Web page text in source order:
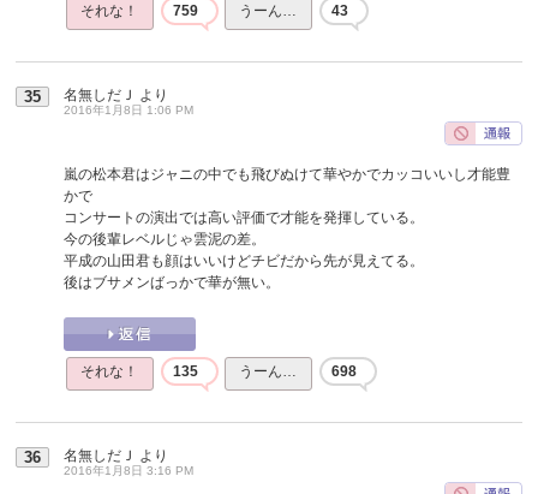
それな！ 759 うーん… 43
35 名無しだＪ より
2016年1月8日 1:06 PM
嵐の松本君はジャニの中でも飛びぬけて華やかでカッコいいし才能豊
かで
コンサートの演出では高い評価で才能を発揮している。
今の後輩レベルじゃ雲泥の差。
平成の山田君も顔はいいけどチビだから先が見えてる。
後はブサメンばっかで華が無い。
それな！ 135 うーん… 698
36 名無しだＪ より
2016年1月8日 3:16 PM